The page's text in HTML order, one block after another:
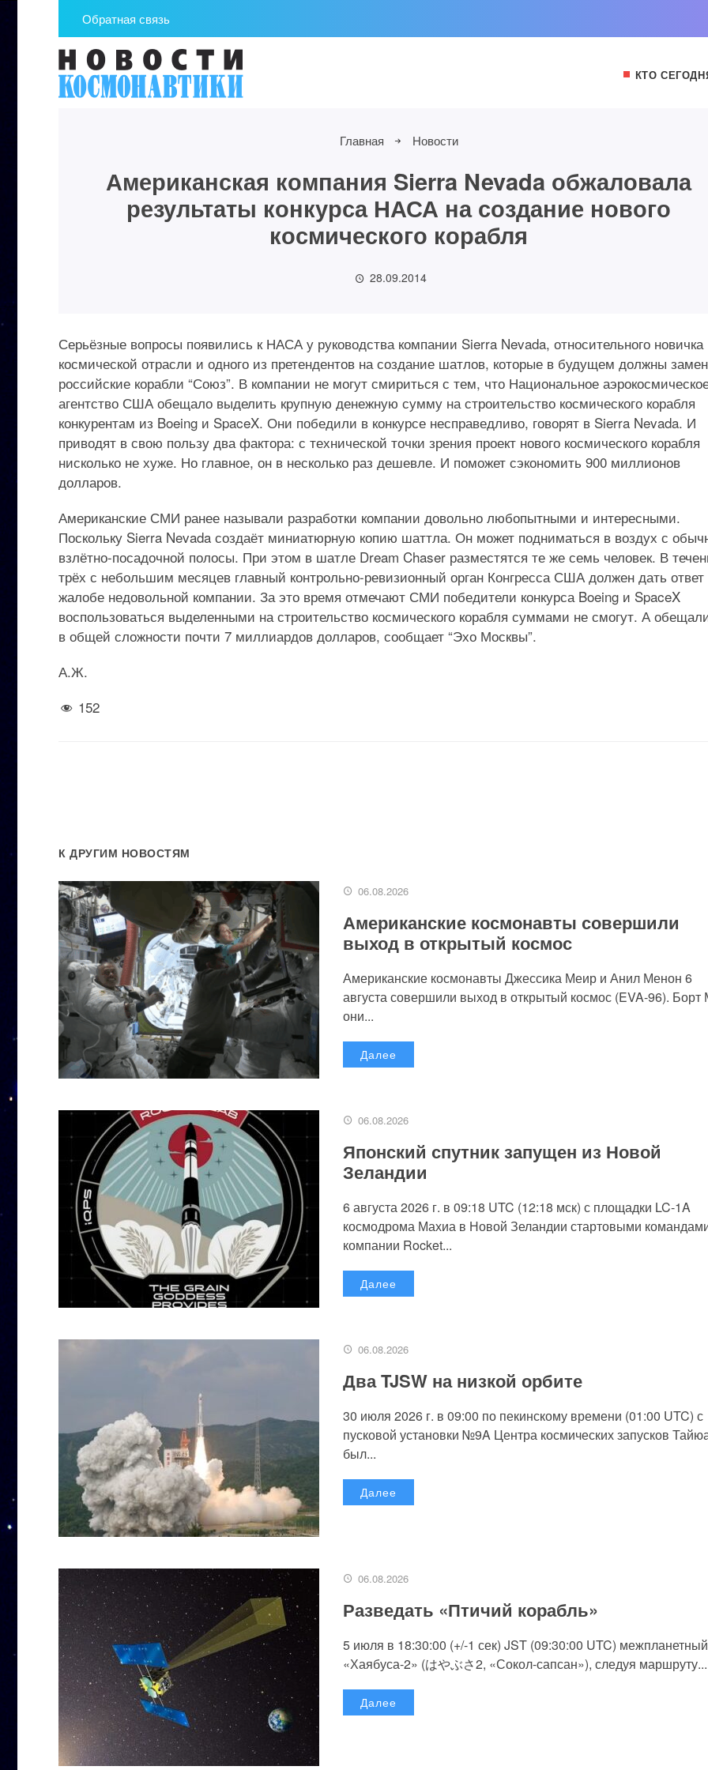
Обратная связь
КТО
Главная Новости
Американская компания Sierra Nevada обжаловала
результаты конкурса НАСА на создание нового
космического корабля
28.09.2014
Серьёзные вопросы появились к НАСА у руководства компании Sierra Nevada, относительного новичка
космической отрасли и одного из претендентов на создание шатлов, которые в будущем должны
российские корабли “Союз”. В компании не могут смириться с тем, что Национальное
агентство США обещало выделить крупную денежную сумму на строительство космического корабля
конкурентам из Boeing и SpaceX. Они победили в конкурсе несправедливо, говорят в Sierra Nevada. И
приводят в свою пользу два фактора: с технической точки зрения проект нового космического корабля
нисколько не хуже. Но главное, он в несколько раз дешевле. И поможет сэкономить 900 миллионов
долларов.
Американские СМИ ранее называли разработки компании довольно любопытными и интересными.
Поскольку Sierra Nevada создаёт миниатюрную копию шаттла. Он может подниматься в воздух с
взлётно-посадочной полосы. При этом в шатле Dream Chaser разместятся те же семь человек. В
трёх с небольшим месяцев главный контрольно-ревизионный орган Конгресса США должен дать ответ
жалобе недовольной компании. За это время отмечают СМИ победители конкурса Boeing и SpaceX
воспользоваться выделенными на строительство космического корабля суммами не смогут. А
в общей сложности почти 7 миллиардов долларов, сообщает “Эхо Москвы”.
А.Ж.
152
К ДРУГИМ НОВОСТЯМ
06.08.2026
Американские космонавты совершили
выход в открытый космос
Американские космонавты Джессика Меир и Анил Менон 6
августа совершили выход в открытый космос (EVA-96).
они...
Далее
06.08.2026
Японский спутник запущен из Новой
Зеландии
6 августа 2026 г. в 09:18 UTC (12:18 мск) с площадки LC-1A
космодрома Махиа в Новой Зеландии стартовыми
компании Rocket...
Далее
06.08.2026
Два TJSW на низкой орбите
30 июля 2026 г. в 09:00 по пекинскому времени (01:00 UTC) с
пусковой установки №9A Центра космических запусков
был...
Далее
06.08.2026
Разведать «Птичий корабль»
5 июля в 18:30:00 (+/-1 сек) JST (09:30:00 UTC)
«Хаябуса-2» (はやぶさ2, «Сокол-сапсан»), следуя маршруту...
Далее